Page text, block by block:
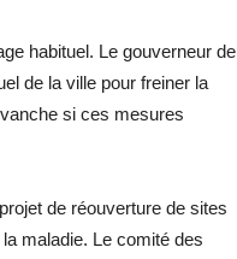
habituel. Le gouverneur de
de la ville pour freiner la
si ces mesures
de réouverture de sites
maladie. Le comité des